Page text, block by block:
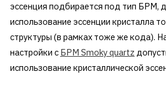
эссенция подбирается под тип БРМ,
использование эссенции кристалла
структуры (в рамках тоже же кода).
настройки с БРМ Smoky quartz
использование кристаллической